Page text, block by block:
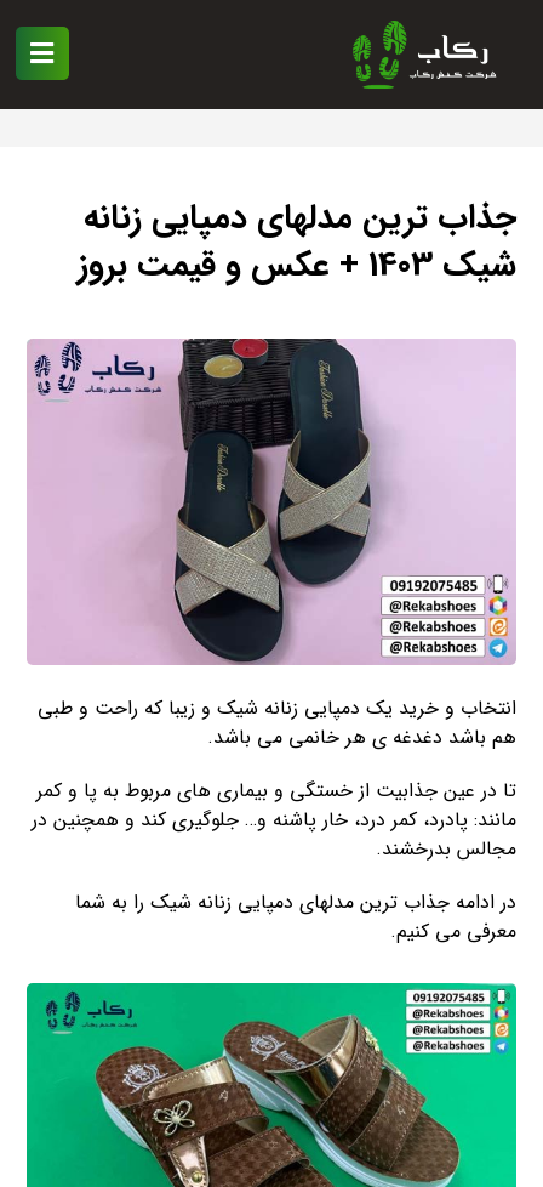
جذاب ترین مدلهای دمپایی زنانه
شیک 1403 + عکس و قیمت بروز
انتخاب و خرید یک دمپایی زنانه شیک و زیبا که راحت و طبی
هم باشد دغدغه ی هر خانمی می باشد.
تا در عین جذابیت از خستگی و بیماری های مربوط به پا و کمر
مانند: پادرد، کمر درد، خار پاشنه و… جلوگیری کند و همچنین در
مجالس بدرخشند.
در ادامه جذاب ترین مدلهای دمپایی زنانه شیک را به شما
معرفی می کنیم.